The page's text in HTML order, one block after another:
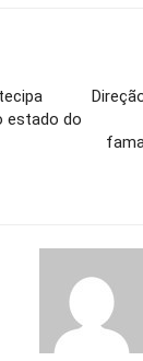
estado do